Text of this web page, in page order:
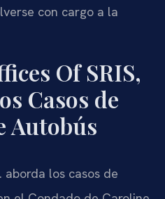
con cargo a la
Of SRIS,
Casos de
Autobús
aborda los casos de